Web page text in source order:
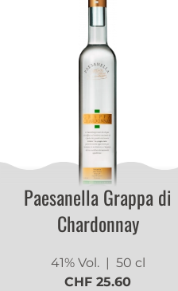
Paesanella Grappa di
Chardonnay
41% Vol.
| 50 cl
CHF 25.60